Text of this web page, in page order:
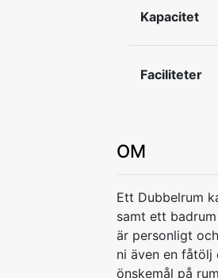
Kapacitet
Faciliteter
OM
Ett Dubbelrum
samt ett
är personligt
ni även en fåtölj